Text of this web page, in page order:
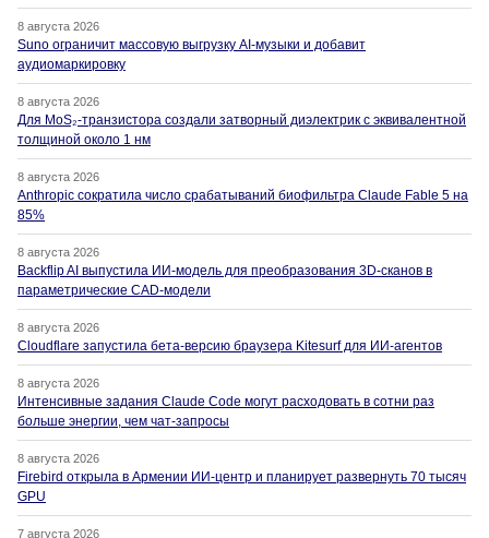
8 августа 2026
Suno ограничит массовую выгрузку AI-музыки и добавит
аудиомаркировку
8 августа 2026
Для MoS₂-транзистора создали затворный диэлектрик с эквивалентной
толщиной около 1 нм
8 августа 2026
Anthropic сократила число срабатываний биофильтра Claude Fable 5 на
85%
8 августа 2026
Backflip AI выпустила ИИ-модель для преобразования 3D-сканов в
параметрические CAD-модели
8 августа 2026
Cloudflare запустила бета-версию браузера Kitesurf для ИИ-агентов
8 августа 2026
Интенсивные задания Claude Code могут расходовать в сотни раз
больше энергии, чем чат-запросы
8 августа 2026
Firebird открыла в Армении ИИ-центр и планирует развернуть 70 тысяч
GPU
7 августа 2026